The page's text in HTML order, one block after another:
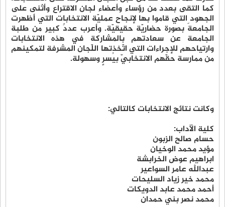
كما التقى بعدد من رؤساء وأعضاء لجان الاقتراع وأثنى على
الجهود التي قاموا بها لإنجاح عمليّة الانتخابات التي أظهرت
الجامعةَ بصورة حضاريّة حقيقيّة. وأعرب عددٌ كبير من طلبة
الجامعة عن سعادتهم بالمشاركة في هذه الانتخابات
وارتياحهم للإجراءات التي اتّخذتها اللّجان المشرفة لتمكينهم
من ممارسة حقّهم الانتخابيّ بيُسرٍ وسهولة.
وكانت نتائج الانتخابات كالتالي:
كلية الآداب:
حسام صالح الزبون
مؤيد محمد الوخيان
ابراهيم عوض الخرابشة
عبدالله عامر السواعير
محمد خير زياد السليحات
أحمد محمد عابد الدويكات
محمد نصر بني حمدان